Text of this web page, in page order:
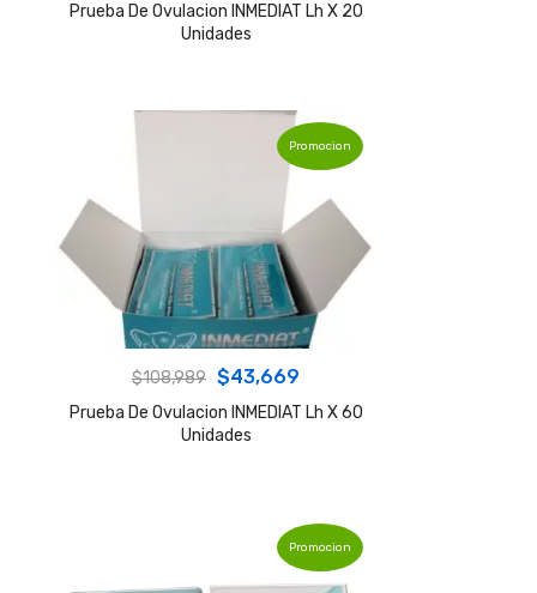
price
was:
price
Prueba De Ovulacion INMEDIAT Lh X 20
Unidades
Promocion
$108,989 Original
price
was:
$43,669
price
Prueba De Ovulacion INMEDIAT Lh X 60
Unidades
Promocion